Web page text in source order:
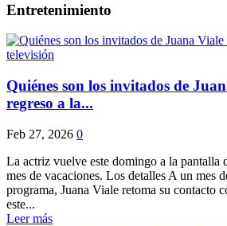
Entretenimiento
Quiénes son los invitados de
regreso a la...
Feb 27, 2026 0
La actriz vuelve este domingo a la pantalla
mes de vacaciones. Los detalles A un mes
programa, Juana Viale retoma su contacto
este...
Leer más